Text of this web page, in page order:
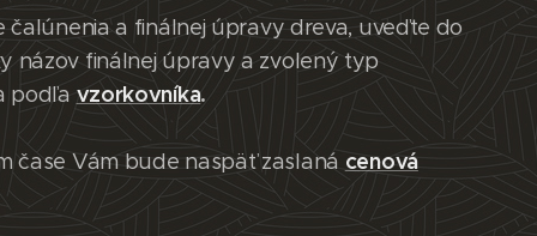
čalúnenia a finálnej úpravy dreva, uveďte do
názov finálnej úpravy a zvolený typ
podľa vzorkovníka.
čase Vám bude naspäť zaslaná cenová